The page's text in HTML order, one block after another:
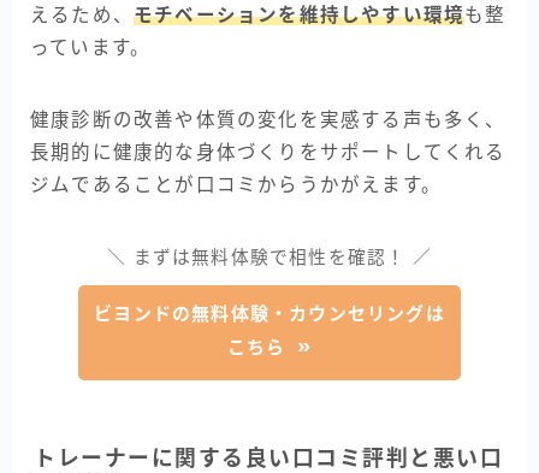
えるため、 モチベーションを維持しやすい環境も整
っています。
健康診断の改善や体質の変化を実感する声も多く、
長期的に健康的な身体づくりをサポートしてくれる
ジムであることが口コミからうかがえます。
＼ まずは無料体験で相性を確認！ ／
ビヨンドの無料体験・カウンセリングは
こちら
トレーナーに関する良い口コミ評判と悪い口